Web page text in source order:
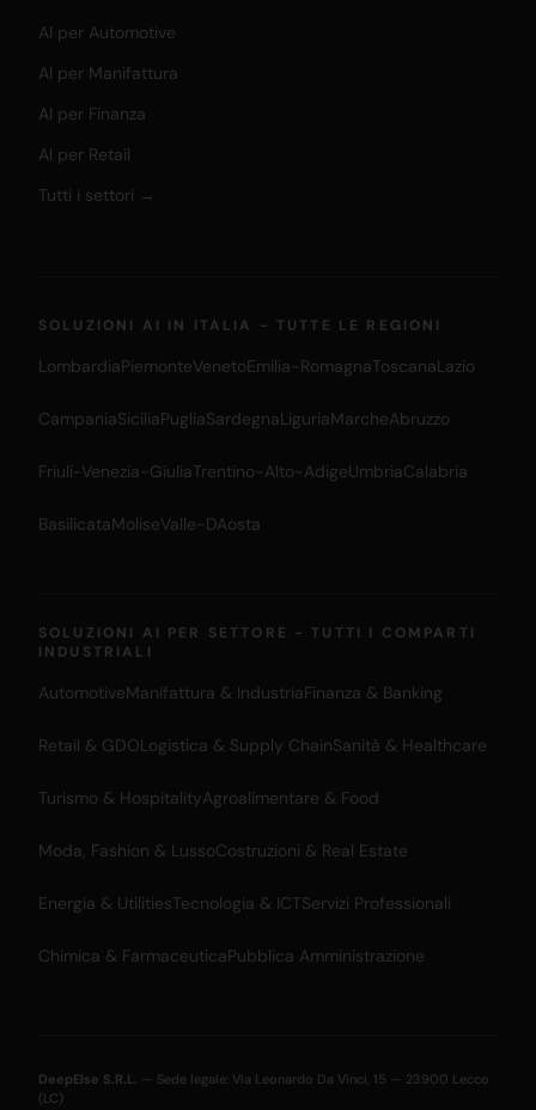
AI per Automotive
AI per Manifattura
AI per Finanza
AI per Retail
Tutti i settori →
SOLUZIONI AI IN ITALIA - TUTTE LE REGIONI
LombardiaPiemonteVenetoEmilia-RomagnaToscanaLazio
CampaniaSiciliaPugliaSardegnaLiguriaMarcheAbruzzo
Friuli-Venezia-GiuliaTrentino-Alto-AdigeUmbriaCalabria
BasilicataMoliseValle-DAosta
SOLUZIONI AI PER SETTORE - TUTTI I COMPARTI
INDUSTRIALI
AutomotiveManifattura & IndustriaFinanza & Banking
Retail & GDOLogistica & Supply ChainSanità & Healthcare
Turismo & HospitalityAgroalimentare & Food
Moda, Fashion & LussoCostruzioni & Real Estate
Energia & UtilitiesTecnologia & ICTServizi Professionali
Chimica & FarmaceuticaPubblica Amministrazione
DeepElse S.R.L. — Sede legale: Via Leonardo Da Vinci, 15 — 23900 Lecco
(LC)